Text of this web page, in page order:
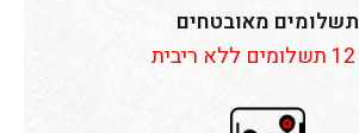
תשלומים מאובטחים